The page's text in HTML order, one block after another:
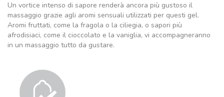
Un vortice intenso di sapore renderà ancora più gustoso il
massaggio grazie agli aromi sensuali utilizzati per questi gel.
Aromi fruttati, come la fragola o la ciliegia, o sapori più
afrodisiaci, come il cioccolato e la vaniglia, vi accompagneranno
in un massaggio tutto da gustare.